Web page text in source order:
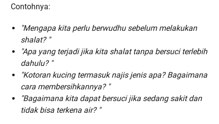
Contohnya:
"Mengapa kita perlu berwudhu sebelum melakukan
shalat? "
"Apa yang terjadi jika kita shalat tanpa bersuci terlebih
dahulu? "
"Kotoran kucing termasuk najis jenis apa? Bagaimana
cara membersihkannya? "
"Bagaimana kita dapat bersuci jika sedang sakit dan
tidak bisa terkena air? "